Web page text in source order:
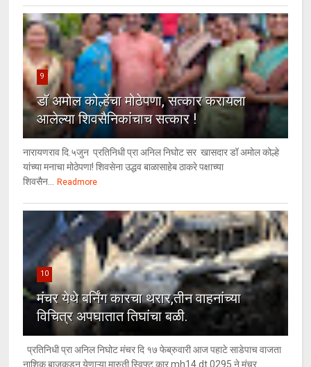
9
डॉ अमोल कोल्हेंचा मोठेपणा, सत्कार करायला
आलेल्या शिवसैनिकांचाच सत्कार !
नारायणराव दि.५जुन प्रतिनिधी प्रा अनिल निघोट सर खासदार डॉ अमोल कोल्हे
यांच्या मनाचा मोठेपणा! शिवसेना उद्धव बाळासाहेब ठाकरे पक्षाच्या
शिवसैन...
Readmore
10
मंचर येथे बर्निंग कारचा थरार,तीन वाहनांच्या
विचित्र अपघातात तिघांचा बळी.
प्रतिनिधी प्रा अनिल निघोट मंचर दि १७ फेब्रुवारी आज पहाटे साडेपाच वाजता
नाशिक बाजुकडून येणाऱ्या मारुती स्विफ्ट कार mh14 dt 0295 ने मंचर